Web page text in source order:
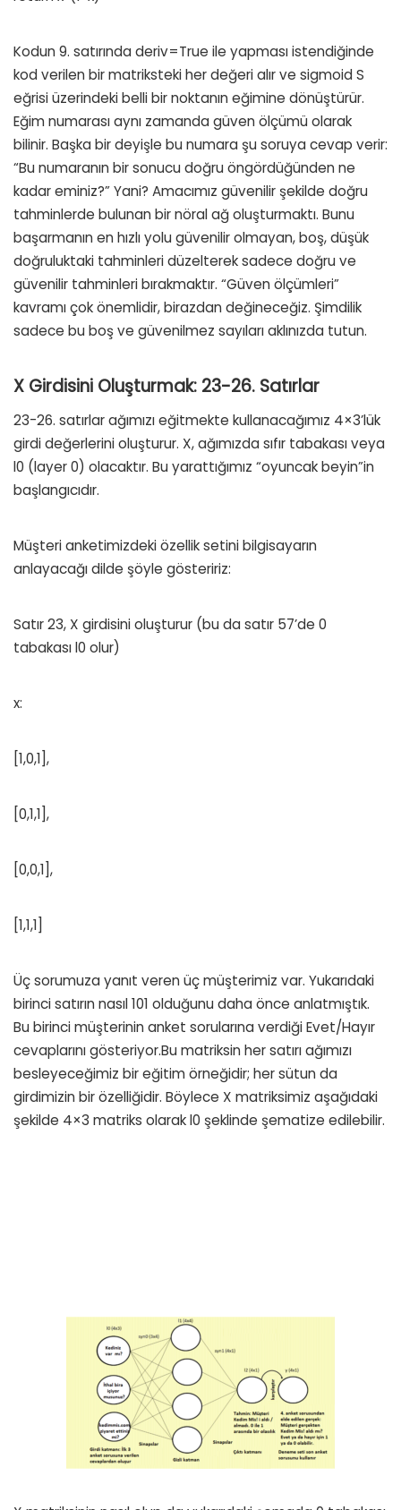
Kodun 9. satırında deriv=True ile yapması istendiğinde
kod verilen bir matriksteki her değeri alır ve sigmoid S
eğrisi üzerindeki belli bir noktanın eğimine dönüştürür.
Eğim numarası aynı zamanda güven ölçümü olarak
bilinir. Başka bir deyişle bu numara şu soruya cevap verir:
“Bu numaranın bir sonucu doğru öngördüğünden ne
kadar eminiz?” Yani? Amacımız güvenilir şekilde doğru
tahminlerde bulunan bir nöral ağ oluşturmaktı. Bunu
başarmanın en hızlı yolu güvenilir olmayan, boş, düşük
doğruluktaki tahminleri düzelterek sadece doğru ve
güvenilir tahminleri bırakmaktır. “Güven ölçümleri”
kavramı çok önemlidir, birazdan değineceğiz. Şimdilik
sadece bu boş ve güvenilmez sayıları aklınızda tutun.
X Girdisini Oluşturmak: 23-26. Satırlar
23-26. satırlar ağımızı eğitmekte kullanacağımız 4×3’lük
girdi değerlerini oluşturur. X, ağımızda sıfır tabakası veya
l0 (layer 0) olacaktır. Bu yarattığımız “oyuncak beyin”in
başlangıcıdır.
Müşteri anketimizdeki özellik setini bilgisayarın
anlayacağı dilde şöyle gösteririz:
Satır 23, X girdisini oluşturur (bu da satır 57’de 0
tabakası l0 olur)
x:
[1,0,1],
[0,1,1],
[0,0,1],
[1,1,1]
Üç sorumuza yanıt veren üç müşterimiz var. Yukarıdaki
birinci satırın nasıl 101 olduğunu daha önce anlatmıştık.
Bu birinci müşterinin anket sorularına verdiği Evet/Hayır
cevaplarını gösteriyor.Bu matriksin her satırı ağımızı
besleyeceğimiz bir eğitim örneğidir; her sütun da
girdimizin bir özelliğidir. Böylece X matriksimiz aşağıdaki
şekilde 4×3 matriks olarak l0 şeklinde şematize edilebilir.